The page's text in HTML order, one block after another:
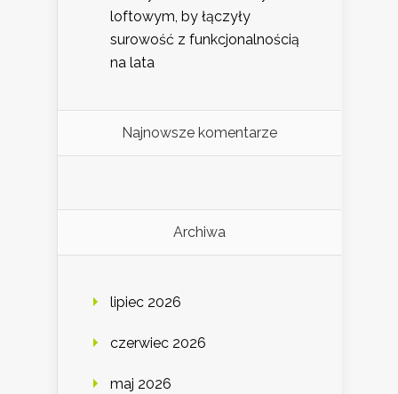
loftowym, by łączyły
surowość z funkcjonalnością
na lata
Najnowsze komentarze
Archiwa
lipiec 2026
czerwiec 2026
maj 2026